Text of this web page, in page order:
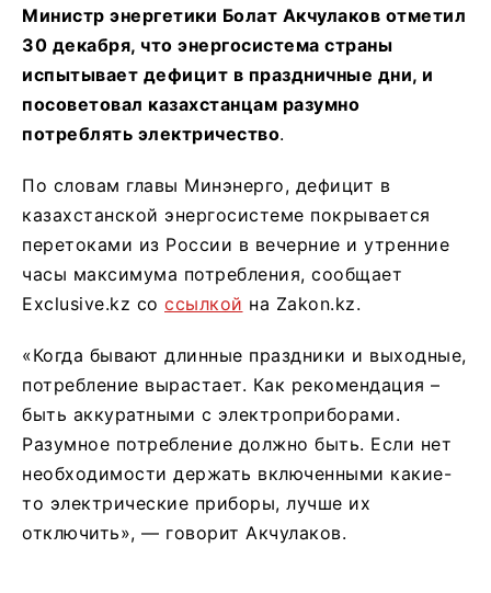
Министр энергетики Болат Акчулаков отметил
30 декабря, что энергосистема страны
испытывает дефицит в праздничные дни, и
посоветовал казахстанцам разумно
потреблять электричество.
По словам главы Минэнерго, дефицит в
казахстанской энергосистеме покрывается
перетоками из России в вечерние и утренние
часы максимума потребления, сообщает
Exclusive.kz со ссылкой на Zakon.kz.
«Когда бывают длинные праздники и выходные,
потребление вырастает. Как рекомендация –
быть аккуратными с электроприборами.
Разумное потребление должно быть. Если нет
необходимости держать включенными какие-
то электрические приборы, лучше их
отключить», — говорит Акчулаков.